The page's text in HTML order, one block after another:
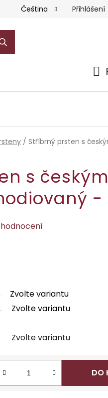
Čeština Přihlášení
/ Stříbrný prsten s
s českým
-
Zvolte variantu
Zvolte variantu
Zvolte variantu
DO